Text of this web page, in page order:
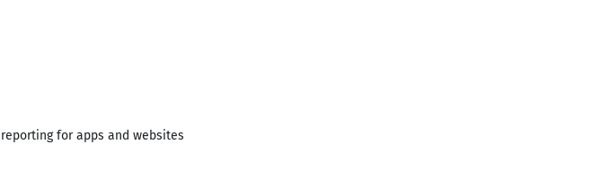
for apps and websites